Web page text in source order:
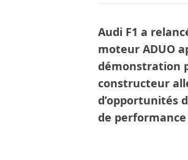
Audi F1 a
moteur ADUO
démonstration
constructeur
d’opportunités
de